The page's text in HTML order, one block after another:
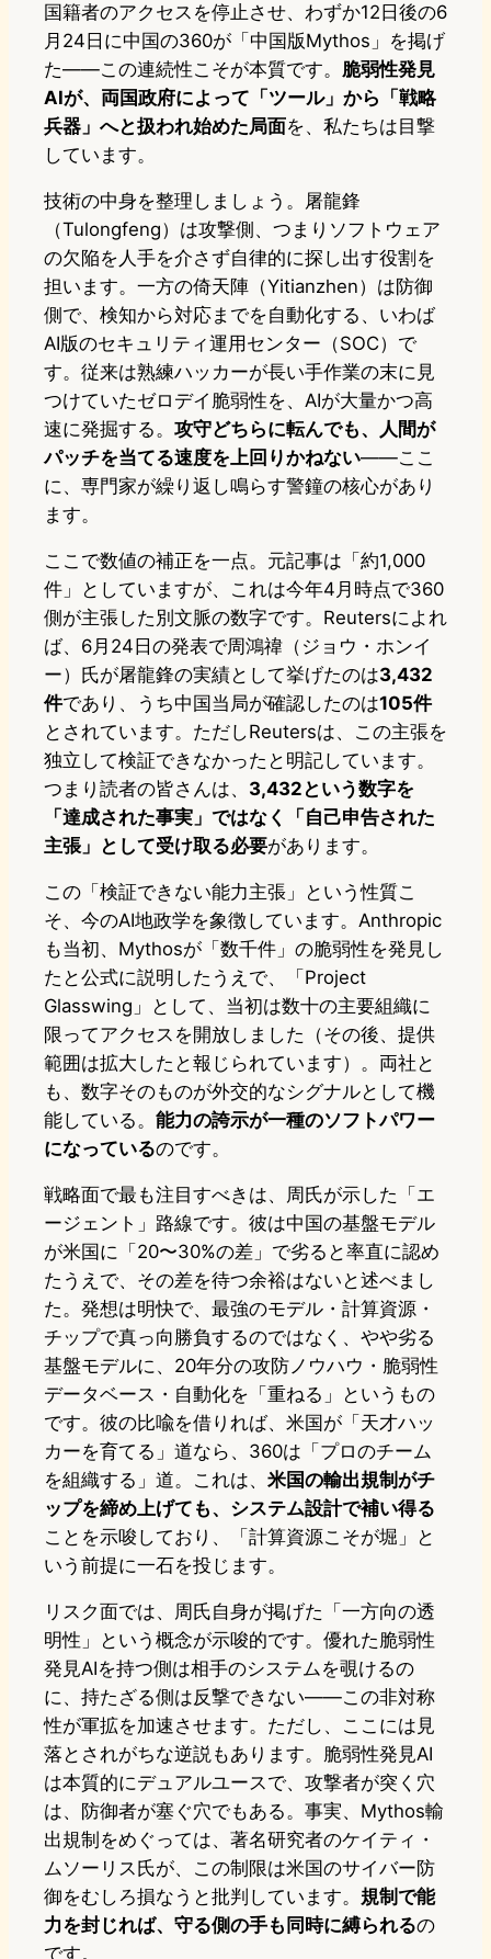
国籍者のアクセスを停止させ、わずか12日後の6
月24日に中国の360が「中国版Mythos」を掲げ
た——この連続性こそが本質です。 脆弱性発見
AIが、両国政府によって「ツール」から「戦略
兵器」へと扱われ始めた局面を、私たちは目撃
しています。
技術の中身を整理しましょう。屠龍鋒
（Tulongfeng）は攻撃側、つまりソフトウェア
の欠陥を人手を介さず自律的に探し出す役割を
担います。一方の倚天陣（Yitianzhen）は防御
側で、検知から対応までを自動化する、いわば
AI版のセキュリティ運用センター（SOC）で
す。従来は熟練ハッカーが長い手作業の末に見
つけていたゼロデイ脆弱性を、AIが大量かつ高
速に発掘する。 攻守どちらに転んでも、人間が
パッチを当てる速度を上回りかねない——ここ
に、専門家が繰り返し鳴らす警鐘の核心があり
ます。
ここで数値の補正を一点。元記事は「約1,000
件」としていますが、これは今年4月時点で360
側が主張した別文脈の数字です。Reutersによれ
ば、6月24日の発表で周鴻禕（ジョウ・ホンイ
ー）氏が屠龍鋒の実績として挙げたのは3,432
件であり、うち中国当局が確認したのは105件
とされています。ただしReutersは、この主張を
独立して検証できなかったと明記しています。
つまり読者の皆さんは、 3,432という数字を
「達成された事実」ではなく「自己申告された
主張」として受け取る必要があります。
この「検証できない能力主張」という性質こ
そ、今のAI地政学を象徴しています。Anthropic
も当初、Mythosが「数千件」の脆弱性を発見し
たと公式に説明したうえで、「Project
Glasswing」として、当初は数十の主要組織に
限ってアクセスを開放しました（その後、提供
範囲は拡大したと報じられています）。両社と
も、数字そのものが外交的なシグナルとして機
能している。 能力の誇示が一種のソフトパワー
になっているのです。
戦略面で最も注目すべきは、周氏が示した「エ
ージェント」路線です。彼は中国の基盤モデル
が米国に「20〜30%の差」で劣ると率直に認め
たうえで、その差を待つ余裕はないと述べまし
た。発想は明快で、最強のモデル・計算資源・
チップで真っ向勝負するのではなく、やや劣る
基盤モデルに、20年分の攻防ノウハウ・脆弱性
データベース・自動化を「重ねる」というもの
です。彼の比喩を借りれば、米国が「天才ハッ
カーを育てる」道なら、360は「プロのチーム
を組織する」道。これは、 米国の輸出規制がチ
ップを締め上げても、システム設計で補い得る
ことを示唆しており、「計算資源こそが堀」と
いう前提に一石を投じます。
リスク面では、周氏自身が掲げた「一方向の透
明性」という概念が示唆的です。優れた脆弱性
発見AIを持つ側は相手のシステムを覗けるの
に、持たざる側は反撃できない——この非対称
性が軍拡を加速させます。ただし、ここには見
落とされがちな逆説もあります。脆弱性発見AI
は本質的にデュアルユースで、攻撃者が突く穴
は、防御者が塞ぐ穴でもある。事実、Mythos輸
出規制をめぐっては、著名研究者のケイティ・
ムソーリス氏が、この制限は米国のサイバー防
御をむしろ損なうと批判しています。 規制で能
力を封じれば、守る側の手も同時に縛られるの
です。